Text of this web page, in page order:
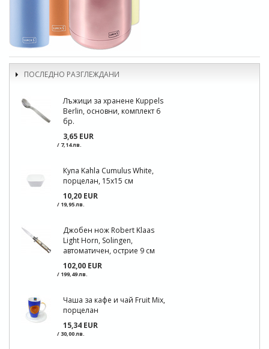
ПОСЛЕДНО РАЗГЛЕЖДАНИ
Лъжици за хранене Kuppels
Berlin, основни, комплект 6
бр.
3,65 EUR
/ 7,14 лв.
Купа Kahla Cumulus White,
порцелан, 15х15 см
10,20 EUR
/ 19,95 лв.
Джобен нож Robert Klaas
Light Horn, Solingen,
автоматичен, острие 9 см
102,00 EUR
/ 199,49 лв.
Чаша за кафе и чай Fruit Mix,
порцелан
15,34 EUR
/ 30,00 лв.